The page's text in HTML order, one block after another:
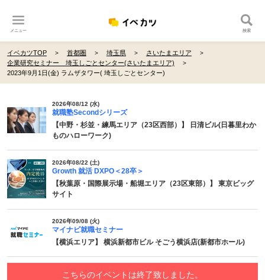
メニュー 検索
イベカツTOP 首都圏 埼玉県
さいたまエリア
企業研究セミナー 埼玉しごとセンター(さいたまエリア)
2023年9月1日(金) ラムザタワー( 埼玉しごとセンター)
2026年08/12 (水)
就職塾Secondシリーズ
【中野・杉並・練馬エリア（23区西部）】 日清ビル(日暮里わか
ものハローワーク)
2026年08/22 (土)
Growth 就活 DXPO＜28卒＞
【秋葉原・国際展示場・船堀エリア（23区東部）】 東京ビッグ
サイト
2026年09/08 (火)
マイナビ就職セミナー
【横浜エリア】 横浜新都市ビル そごう横浜店(新都市ホール)
こちらのイベントは終了致しました。